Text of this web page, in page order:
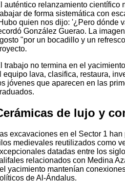
auténtico relanzamiento científico
de forma sistemática con
quien nos dijo: '¿Pero dónde
González Guerao. La
"por un bocadillo y un
trabajo no termina en el
equipo lava, clasifica, restaura,
jóvenes que aparecen en las
de lujo y
excavaciones en el Sector 1
medievales reutilizados como
datadas entre los
relacionados con Medina
yacimiento mantenían
de Al-Ándalus.